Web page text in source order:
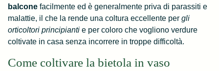
balcone facilmente ed è generalmente priva di parassiti e
malattie, il che la rende una coltura eccellente per gli
orticoltori principianti e per coloro che vogliono verdure
coltivate in casa senza incorrere in troppe difficoltà.
Come coltivare la bietola in vaso